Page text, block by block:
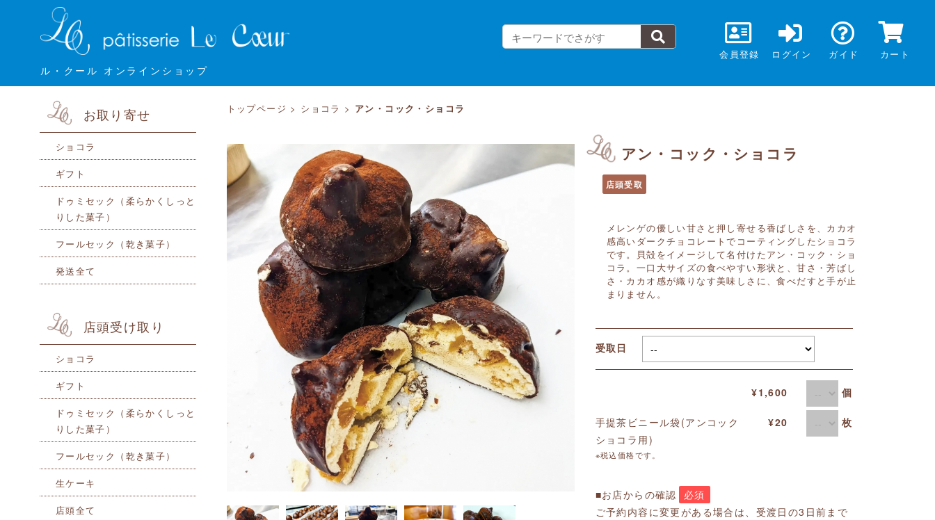
会員登録 ログイン ガイド カート
ル・クール オンラインショップ
お取り寄せ
ショコラ
ギフト
ドゥミセック（柔らかくしっと
りした菓子）
フールセック（乾き菓子）
発送全て
店頭受け取り
ショコラ
ギフト
ドゥミセック（柔らかくしっと
りした菓子）
フールセック（乾き菓子）
生ケーキ
店頭全て
トップページ > ショコラ > アン・コック・ショコラ
アン・コック・ショコラ
店頭受取
メレンゲの優しい甘さと押し寄せる香ばしさを、カカオ
感高いダークチョコレートでコーティングしたショコラ
です。貝殻をイメージして名付けたアン・コック・ショ
コラ。一口大サイズの食べやすい形状と、甘さ・芳ばし
さ・カカオ感が織りなす美味しさに、食べだすと手が止
まりません。
受取日
¥1,600 個
手提茶ビニール袋(アンコック
ショコラ用)
¥20 枚
※税込価格です。
■お店からの確認
必須
ご予約内容に変更がある場合は、受渡日の3日前まで